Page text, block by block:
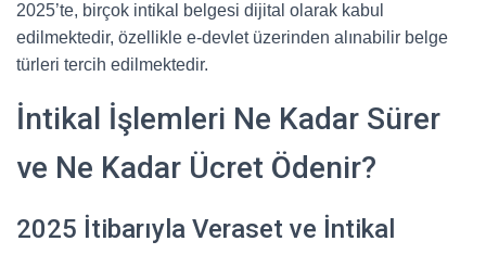
2025’te, birçok intikal belgesi dijital olarak kabul
edilmektedir, özellikle e-devlet üzerinden alınabilir belge
türleri tercih edilmektedir.
İntikal İşlemleri Ne Kadar Sürer
ve Ne Kadar Ücret Ödenir?
2025 İtibarıyla Veraset ve İntikal